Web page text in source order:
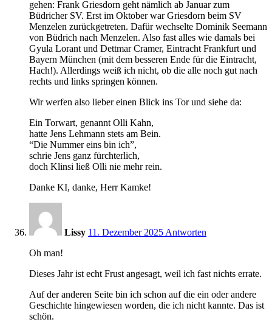
gehen: Frank Griesdorn geht nämlich ab Januar zum
Büdricher SV. Erst im Oktober war Griesdorn beim SV
Menzelen zurückgetreten. Dafür wechselte Dominik Seemann
von Büdrich nach Menzelen. Also fast alles wie damals bei
Gyula Lorant und Dettmar Cramer, Eintracht Frankfurt und
Bayern München (mit dem besseren Ende für die Eintracht,
Hach!). Allerdings weiß ich nicht, ob die alle noch gut nach
rechts und links springen können.
Wir werfen also lieber einen Blick ins Tor und siehe da:
Ein Torwart, genannt Olli Kahn,
hatte Jens Lehmann stets am Bein.
“Die Nummer eins bin ich”,
schrie Jens ganz fürchterlich,
doch Klinsi ließ Olli nie mehr rein.
Danke KI, danke, Herr Kamke!
Lissy 11. Dezember 2025 Antworten
Oh man!
Dieses Jahr ist echt Frust angesagt, weil ich fast nichts errate.
Auf der anderen Seite bin ich schon auf die ein oder andere
Geschichte hingewiesen worden, die ich nicht kannte. Das ist
schön.